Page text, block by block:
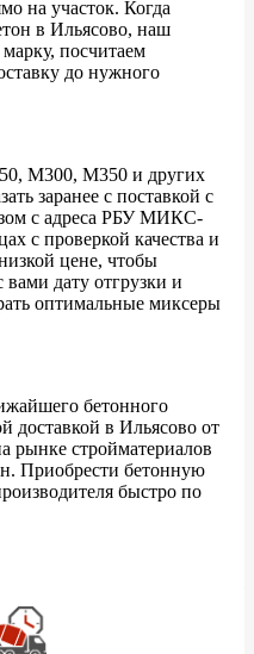
на участок. Когда
в Ильясово, наш
посчитаем
до нужного
М300, М350 и других
заранее с поставкой с
с адреса РБУ МИКС-
с проверкой качества и
цене, чтобы
вами дату отгрузки и
оптимальные миксеры
бетонного
доставкой в Ильясово от
рынке стройматериалов
Приобрести бетонную
быстро по